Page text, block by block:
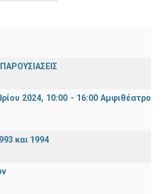
2024, 10:00 - 16:00 Αμφιθέατρο
και 1994